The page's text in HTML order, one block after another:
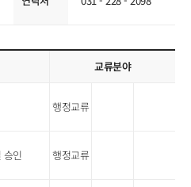
교류분야
행정교류
승인 행정교류